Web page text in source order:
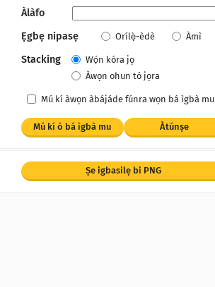
Àlàfo
Ẹgbẹ nipasẹ
Orílẹ̀-èdè Àmì
Stacking
Wọ́n kóra jọ
Àwọn ohun tó jọra
Mú kí àwọn àbájáde fúnra wọn bá ìgbà mu
Mú kí ó bá ìgbà mu Àtúnṣe
Ṣe igbasilẹ bi PNG